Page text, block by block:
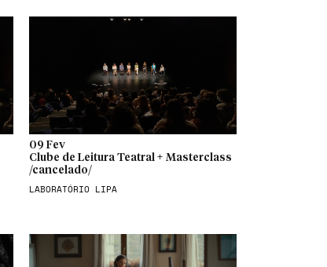
09 Fev
Clube de Leitura Teatral + Masterclass
/cancelado/
LABORATÓRIO LIPA